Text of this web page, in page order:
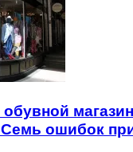
Семь ошибок